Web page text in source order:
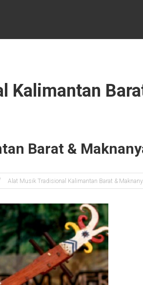
Kalimantan
Barat &
Alat Musik Tradisional Kalimantan Barat &